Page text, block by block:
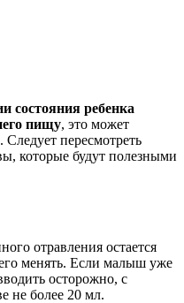
состояния ребенка
пищу, это может
Следует пересмотреть
которые будут полезными
отравления остается
менять. Если малыш уже
осторожно, с
не более 20 мл.